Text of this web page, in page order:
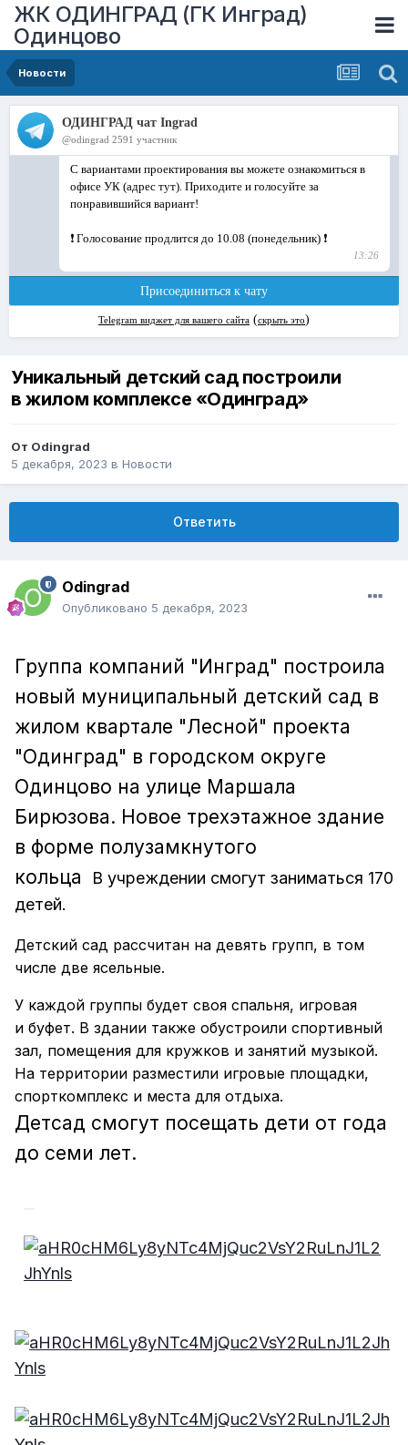
ЖК ОДИНГРАД (ГК Инград)
Одинцово
Новости
Уникальный детский сад построили
в жилом комплексе «Одинград»
От Odingrad
5 декабря, 2023 в Новости
Ответить
Odingrad
Опубликовано 5 декабря, 2023
Группа компаний "Инград" построила
новый муниципальный детский сад в
жилом квартале "Лесной" проекта
"Одинград" в городском округе
Одинцово на улице Маршала
Бирюзова. Новое трехэтажное здание
в форме полузамкнутого
кольца
В учреждении смогут заниматься 170
детей.
Детский сад рассчитан на девять групп, в том
числе две ясельные.
У каждой группы будет своя спальня, игровая
и буфет. В здании также обустроили спортивный
зал, помещения для кружков и занятий музыкой.
На территории разместили игровые площадки,
спорткомплекс и места для отдыха.
Детсад смогут посещать дети от года
до семи лет.